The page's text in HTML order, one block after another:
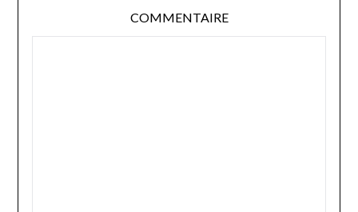
COMMENTAIRE